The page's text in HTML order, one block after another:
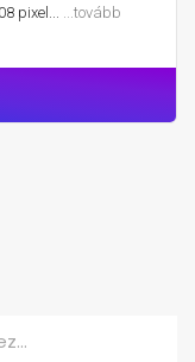
pixel... ...tovább